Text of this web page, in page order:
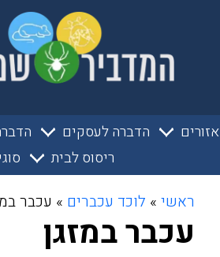
אזורים הדברה לעסקים
ריסוס לבית
ראשי » לוכד עכברים » עכבר
עכבר במזגן